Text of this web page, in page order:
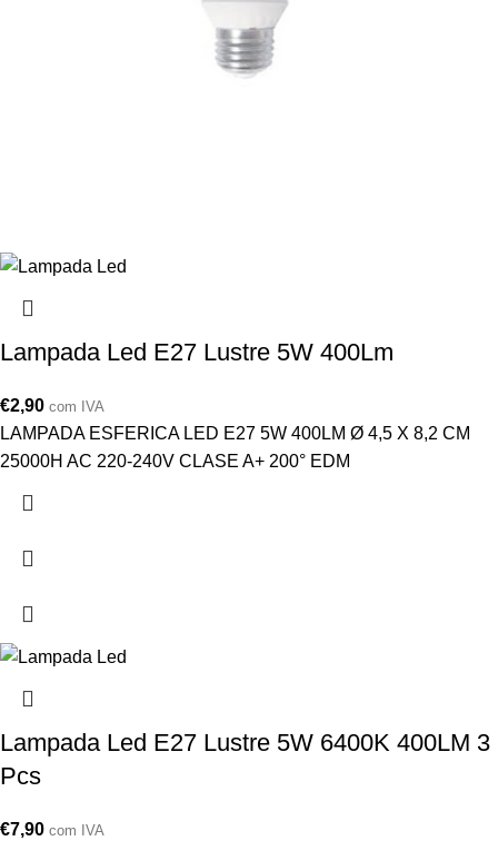
Lampada Led E27 Lustre 5W 400Lm
€2,90 com IVA
LAMPADA ESFERICA LED E27 5W 400LM Ø 4,5 X 8,2 CM
25000H AC 220-240V CLASE A+ 200° EDM
Lampada Led E27 Lustre 5W 6400K 400LM 3
Pcs
€7,90 com IVA